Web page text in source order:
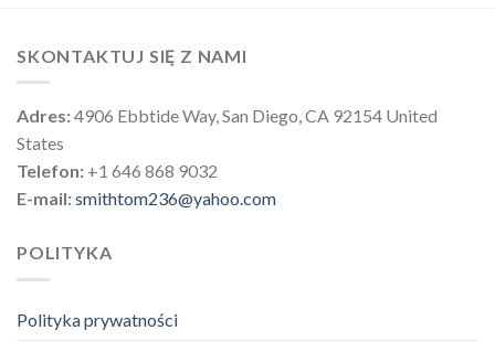
SKONTAKTUJ SIĘ Z NAMI
Adres:4906 Ebbtide Way, San Diego, CA 92154 United
States
Telefon: +1 646 868 9032
E-mail:smithtom236@yahoo.com
POLITYKA
Polityka prywatności